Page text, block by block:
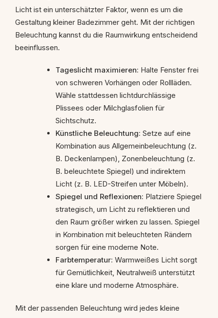
Licht ist ein unterschätzter Faktor, wenn es um die
Gestaltung kleiner Badezimmer geht. Mit der richtigen
Beleuchtung kannst du die Raumwirkung entscheidend
beeinflussen.
Tageslicht maximieren: Halte Fenster frei
von schweren Vorhängen oder Rollläden.
Wähle stattdessen lichtdurchlässige
Plissees oder Milchglasfolien für
Sichtschutz.
Künstliche Beleuchtung: Setze auf eine
Kombination aus Allgemeinbeleuchtung (z.
B. Deckenlampen), Zonenbeleuchtung (z.
B. beleuchtete Spiegel) und indirektem
Licht (z. B. LED-Streifen unter Möbeln).
Spiegel und Reflexionen: Platziere Spiegel
strategisch, um Licht zu reflektieren und
den Raum größer wirken zu lassen. Spiegel
in Kombination mit beleuchteten Rändern
sorgen für eine moderne Note.
Farbtemperatur: Warmweißes Licht sorgt
für Gemütlichkeit, Neutralweiß unterstützt
eine klare und moderne Atmosphäre.
Mit der passenden Beleuchtung wird jedes kleine